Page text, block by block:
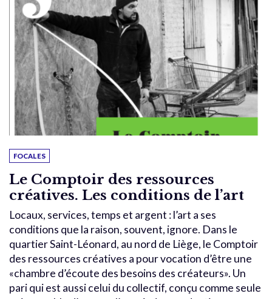
FOCALES
Le Comptoir des ressources
créatives. Les conditions de l’art
Locaux, services, temps et argent : l’art a ses
conditions que la raison, souvent, ignore. Dans le
quartier Saint-Léonard, au nord de Liège, le Comptoir
des ressources créatives a pour vocation d’être une
«chambre d’écoute des besoins des créateurs». Un
pari qui est aussi celui du collectif, conçu comme seule